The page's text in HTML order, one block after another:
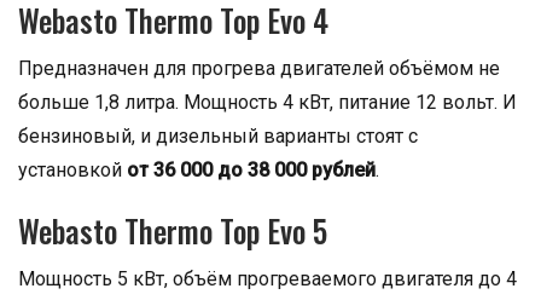
Webasto Thermo Top Evo 4
Предназначен для прогрева двигателей объёмом не
больше 1,8 литра. Мощность 4 кВт, питание 12 вольт. И
бензиновый, и дизельный варианты стоят с
установкой от 36 000 до 38 000 рублей.
Webasto Thermo Top Evo 5
Мощность 5 кВт, объём прогреваемого двигателя до 4